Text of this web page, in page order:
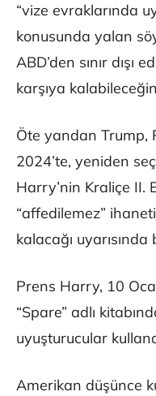
“vize evraklarında
konusunda yalan
ABD’den sınır dışı
karşıya
Öte yandan Trump,
2024’te, yeniden
Harry’nin Kraliçe II.
“affedilemez”
kalacağı
Prens Harry, 10
“Spare” adlı
uyuşturucular
Amerikan düşünce